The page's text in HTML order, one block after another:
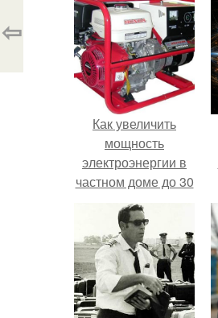
⇦
Как увеличить
мощность
электроэнергии в
частном доме до 30
квт. Как
производится
увеличение
мощности
электроэнергии для
частных домов